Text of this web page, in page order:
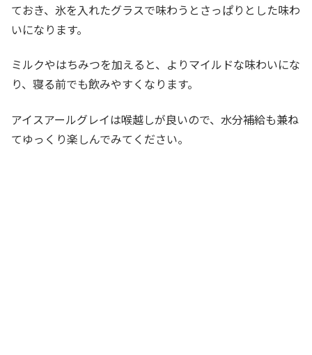
ておき、氷を入れたグラスで味わうとさっぱりとした味わ
いになります。
ミルクやはちみつを加えると、よりマイルドな味わいにな
り、寝る前でも飲みやすくなります。
アイスアールグレイは喉越しが良いので、水分補給も兼ね
てゆっくり楽しんでみてください。